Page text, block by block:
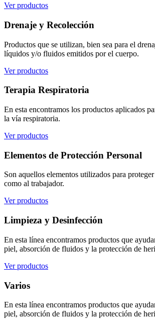
Ver productos
Drenaje y Recolección
Productos que se utilizan, bien sea para el
líquidos y/o fluidos emitidos por el cuerpo.
Ver productos
Terapia Respiratoria
En esta encontramos los productos aplicados
la vía respiratoria.
Ver productos
Elementos de Protección Personal
Son aquellos elementos utilizados para
como al trabajador.
Ver productos
Limpieza y Desinfección
En esta línea encontramos productos que
piel, absorción de fluidos y la protección de
Ver productos
Varios
En esta línea encontramos productos que
piel, absorción de fluidos y la protección de